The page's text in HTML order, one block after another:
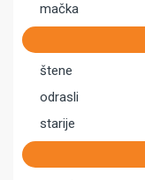
mačka
štene
odrasli
starije